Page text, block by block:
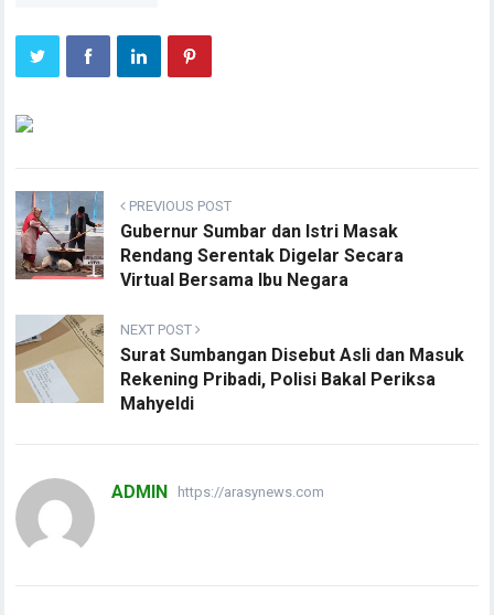
PREVIOUS POST
Gubernur Sumbar dan Istri Masak
Rendang Serentak Digelar Secara
Virtual Bersama Ibu Negara
NEXT POST
Surat Sumbangan Disebut Asli dan Masuk
Rekening Pribadi, Polisi Bakal Periksa
Mahyeldi
ADMIN https://arasynews.com